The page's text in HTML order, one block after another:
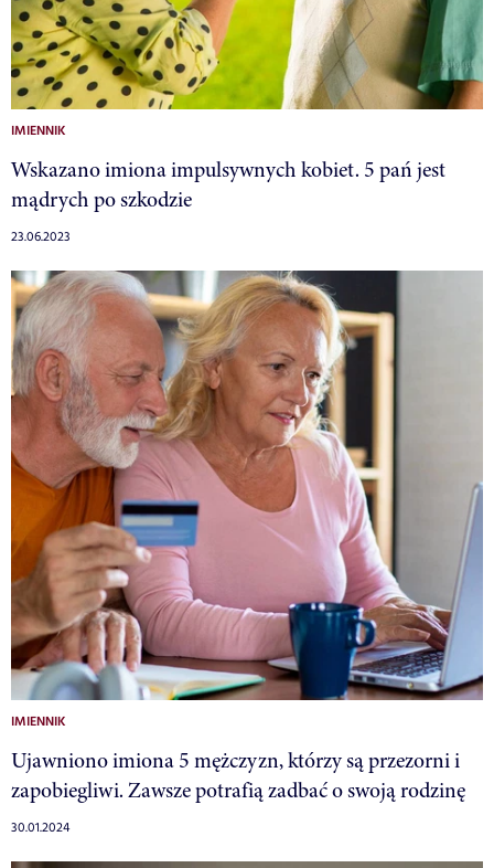
IMIENNIK
Wskazano imiona impulsywnych kobiet. 5 pań jest
mądrych po szkodzie
23.06.2023
IMIENNIK
Ujawniono imiona 5 mężczyzn, którzy są przezorni i
zapobiegliwi. Zawsze potrafią zadbać o swoją rodzinę
30.01.2024